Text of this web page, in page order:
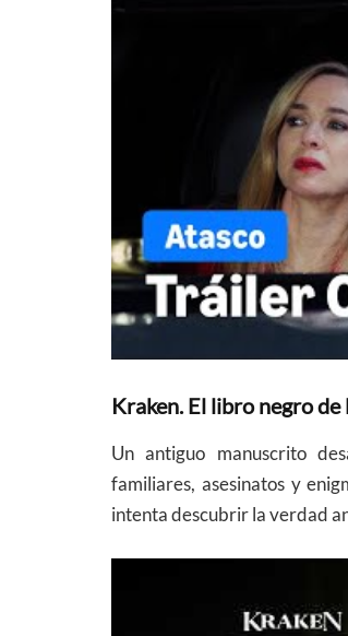
Kraken. El libro negro de
Un antiguo manuscrito
familiares, asesinatos y
intenta descubrir la verdad